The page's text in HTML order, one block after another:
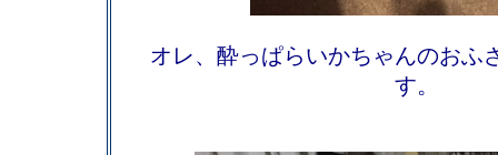
オレ、酔っぱらいかちゃんのおふ
す。